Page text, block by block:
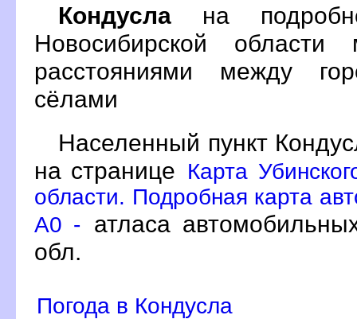
Кондусла на
Новосибирской
расстояниями между
сёлами
Населенный пункт
на странице Карта
области. Подробная карта
A0 -
атласа
обл.
Погода в Кондусла